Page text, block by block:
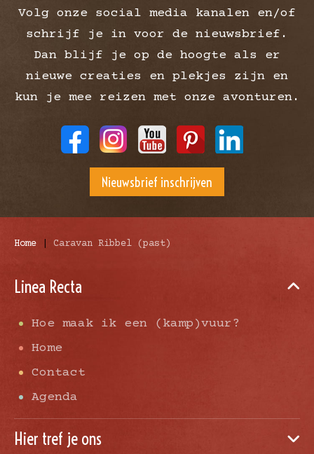
Volg onze social media kanalen en/of
schrijf je in voor de nieuwsbrief.
Dan blijf je op de hoogte als er
nieuwe creaties en plekjes zijn en
kun je mee reizen met onze avonturen.
Nieuwsbrief inschrijven
Home Caravan Ribbel (past)
Linea Recta
Hoe maak ik een (kamp)vuur?
Home
Contact
Agenda
Hier tref je ons